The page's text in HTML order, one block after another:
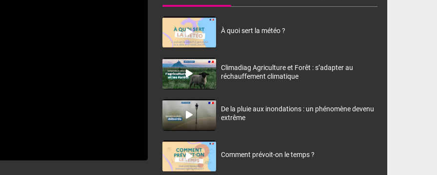
À quoi sert la météo ?
Climadiag Agriculture et Forêt : s’adapter au
réchauffement climatique
De la pluie aux inondations : un phénomène devenu
extrême
Comment prévoit-on le temps ?